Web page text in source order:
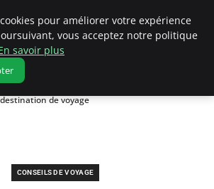
de voyage
CONSEILS DE VOYAGE
pour améliorer votre expérience
vous acceptez notre politique
savoir plus